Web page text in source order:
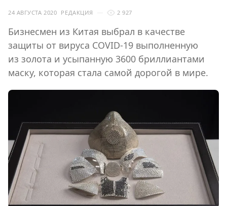
24 АВГУСТА 2020 РЕДАКЦИЯ 2 927
Бизнесмен из Китая выбрал в качестве
защиты от вируса COVID-19 выполненную
из золота и усыпанную 3600 бриллиантами
маску, которая стала самой дорогой в мире.